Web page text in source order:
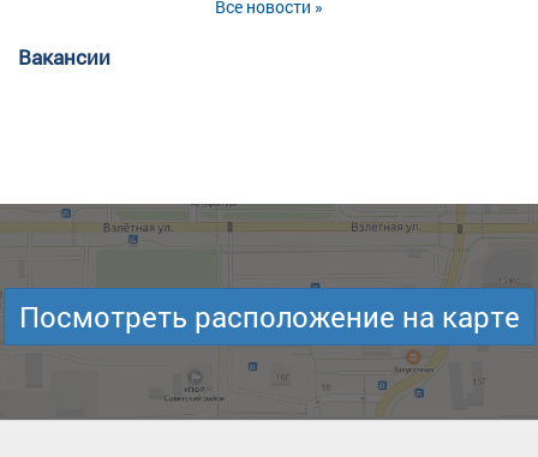
Все новости »
Вакансии
Посмотреть расположение на карте